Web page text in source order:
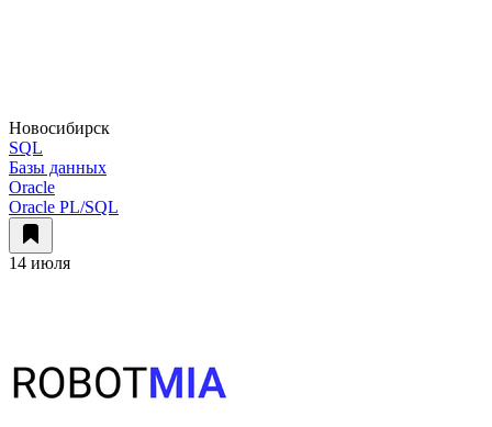
Новосибирск
SQL
Базы данных
Oracle
Oracle PL/SQL
14 июля